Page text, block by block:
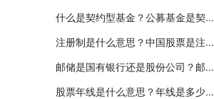
什么是契约型基金？公募基金是契...
注册制是什么意思？中国股票是注...
邮储是国有银行还是股份公司？邮...
股票年线是什么意思？年线是多少...